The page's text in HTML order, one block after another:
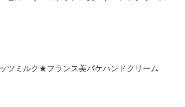
ツミルク★フランス美パケハンドクリーム